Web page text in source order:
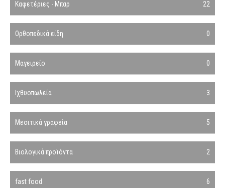
Καφετέριες - Μπαρ 22
Ορθοπεδικά είδη 0
Μαγειρείο 0
Ιχθυοπωλεία 3
Μεσιτικά γραφεία 5
Βιολογικά προϊόντα 2
fast food 6